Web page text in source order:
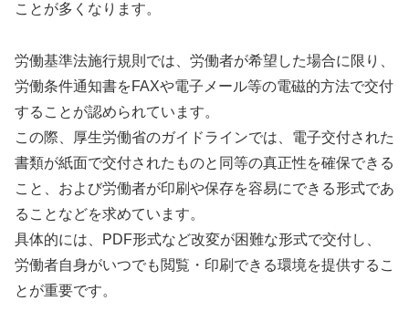
ことが多くなります。
労働基準法施行規則では、労働者が希望した場合に限り、
労働条件通知書をFAXや電子メール等の電磁的方法で交付
することが認められています。
この際、厚生労働省のガイドラインでは、電子交付された
書類が紙面で交付されたものと同等の真正性を確保できる
こと、および労働者が印刷や保存を容易にできる形式であ
ることなどを求めています。
具体的には、PDF形式など改変が困難な形式で交付し、
労働者自身がいつでも閲覧・印刷できる環境を提供するこ
とが重要です。